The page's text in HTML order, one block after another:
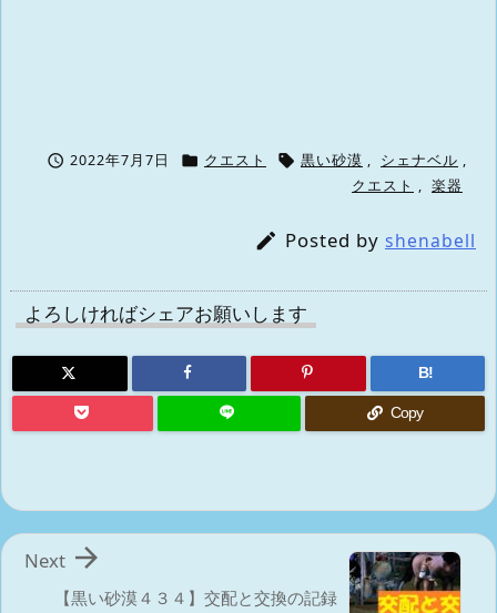
 2022年7月7日  クエスト  黒い砂漠 , シェナベル ,
クエスト , 楽器
 Posted by shenabell
よろしければシェアお願いします
B!
Copy
【黒い砂漠４３４】交配と交換の記録

Next